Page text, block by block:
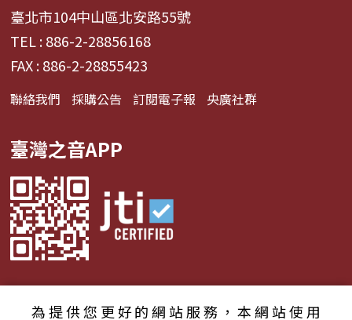
臺北市104中山區北安路55號
TEL : 886-2-28856168
FAX : 886-2-28855423
聯絡我們 採購公告 訂閱電子報 央廣社群
臺灣之音APP
為提供您更好的網站服務，本網站使用